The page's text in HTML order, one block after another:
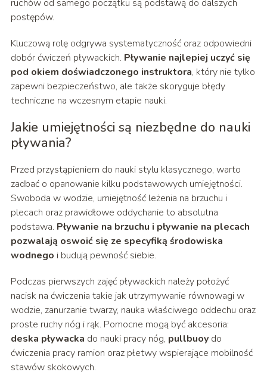
ruchów od samego początku są podstawą do dalszych
postępów.
Kluczową rolę odgrywa systematyczność oraz odpowiedni
dobór ćwiczeń pływackich. Pływanie najlepiej uczyć się
pod okiem doświadczonego instruktora, który nie tylko
zapewni bezpieczeństwo, ale także skoryguje błędy
techniczne na wczesnym etapie nauki.
Jakie umiejętności są niezbędne do nauki
pływania?
Przed przystąpieniem do nauki stylu klasycznego, warto
zadbać o opanowanie kilku podstawowych umiejętności.
Swoboda w wodzie, umiejętność leżenia na brzuchu i
plecach oraz prawidłowe oddychanie to absolutna
podstawa. Pływanie na brzuchu i pływanie na plecach
pozwalają oswoić się ze specyfiką środowiska
wodnego i budują pewność siebie.
Podczas pierwszych zajęć pływackich należy położyć
nacisk na ćwiczenia takie jak utrzymywanie równowagi w
wodzie, zanurzanie twarzy, nauka właściwego oddechu oraz
proste ruchy nóg i rąk. Pomocne mogą być akcesoria:
deska pływacka do nauki pracy nóg, pullbuoydo
ćwiczenia pracy ramion oraz płetwy wspierające mobilność
stawów skokowych.